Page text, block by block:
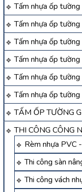
Tấm nhựa ốp
Tấm nhựa ốp tường
Tấm nhựa ốp
Tấm nhựa ốp
Tấm nhựa ốp
Tấm nhựa ốp
TẤM ỐP TƯỜNG
THI CÔNG CÔNG
Rèm nhựa PVC
Thi công sàn
Thi công vách